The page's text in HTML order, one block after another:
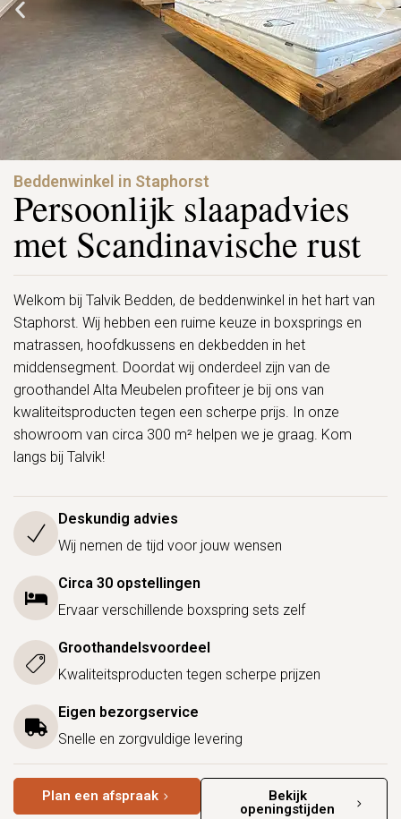
Beddenwinkel in Staphorst
Persoonlijk slaapadvies
met Scandinavische rust
Welkom bij Talvik Bedden, de beddenwinkel in het hart van
Staphorst. Wij hebben een ruime keuze in boxsprings en
matrassen, hoofdkussens en dekbedden in het
middensegment. Doordat wij onderdeel zijn van de
groothandel Alta Meubelen profiteer je bij ons van
kwaliteitsproducten tegen een scherpe prijs. In onze
showroom van circa 300 m² helpen we je graag. Kom
langs bij Talvik!
Deskundig advies
Wij nemen de tijd voor jouw wensen
Circa 30 opstellingen
Ervaar verschillende boxspring sets zelf
Groothandelsvoordeel
Kwaliteitsproducten tegen scherpe prijzen
Eigen bezorgservice
Snelle en zorgvuldige levering
Plan een afspraak
Bekijk
openingstijden